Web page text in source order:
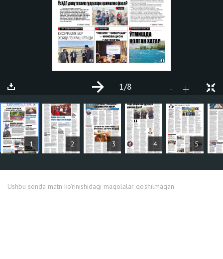
1 2 3 4 5
- +
1/8
MAQOLALAR
Ushbu sonda matn ko'rinishidagi maqolalar qo'shilmagan